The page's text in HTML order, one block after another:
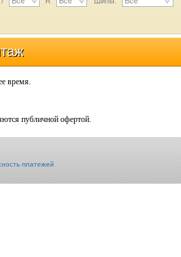
время.
публичной офертой.
платежей